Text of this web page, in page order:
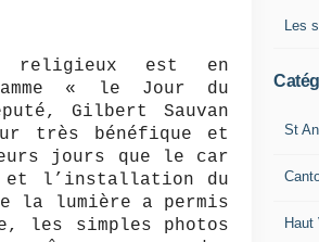
religieux est en
« le Jour du
Gilbert Sauvan
très bénéfique et
jours que le car
et l’installation du
la lumière a permis
les simples photos
Les
St
Haut